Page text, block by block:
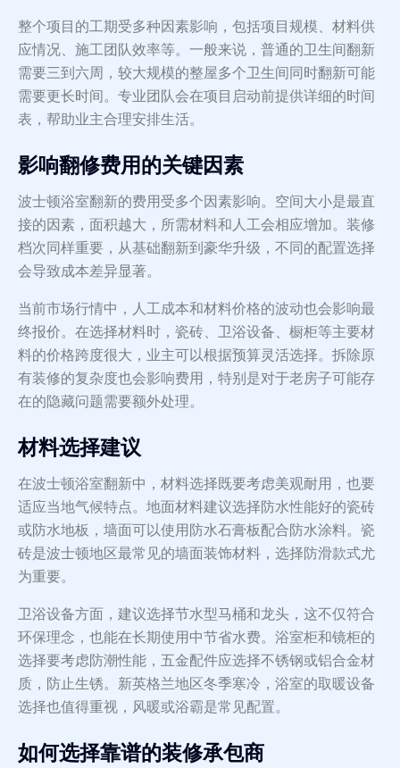
整个项目的工期受多种因素影响，包括项目规模、材料供
应情况、施工团队效率等。一般来说，普通的卫生间翻新
需要三到六周，较大规模的整屋多个卫生间同时翻新可能
需要更长时间。专业团队会在项目启动前提供详细的时间
表，帮助业主合理安排生活。
影响翻修费用的关键因素
波士顿浴室翻新的费用受多个因素影响。空间大小是最直
接的因素，面积越大，所需材料和人工会相应增加。装修
档次同样重要，从基础翻新到豪华升级，不同的配置选择
会导致成本差异显著。
当前市场行情中，人工成本和材料价格的波动也会影响最
终报价。在选择材料时，瓷砖、卫浴设备、橱柜等主要材
料的价格跨度很大，业主可以根据预算灵活选择。拆除原
有装修的复杂度也会影响费用，特别是对于老房子可能存
在的隐藏问题需要额外处理。
材料选择建议
在波士顿浴室翻新中，材料选择既要考虑美观耐用，也要
适应当地气候特点。地面材料建议选择防水性能好的瓷砖
或防水地板，墙面可以使用防水石膏板配合防水涂料。瓷
砖是波士顿地区最常见的墙面装饰材料，选择防滑款式尤
为重要。
卫浴设备方面，建议选择节水型马桶和龙头，这不仅符合
环保理念，也能在长期使用中节省水费。浴室柜和镜柜的
选择要考虑防潮性能，五金配件应选择不锈钢或铝合金材
质，防止生锈。新英格兰地区冬季寒冷，浴室的取暖设备
选择也值得重视，风暖或浴霸是常见配置。
如何选择靠谱的装修承包商